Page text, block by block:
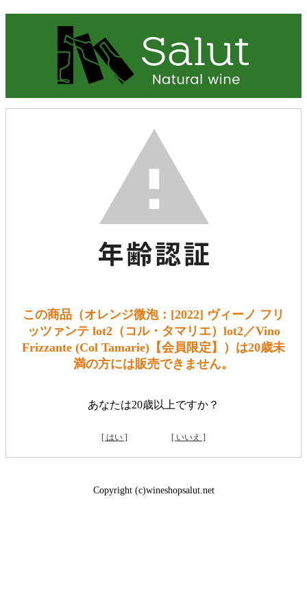
この商品（オレンジ微泡：[2022] ヴィーノ フリ
ッツァンテ lot2（コル・タマリエ）lot2／Vino
Frizzante (Col Tamarie)【会員限定】）は20歳未
満の方には販売できません。
あなたは20歳以上ですか？
[ はい ] [ いいえ ]
Copyright (c)wineshopsalut.net